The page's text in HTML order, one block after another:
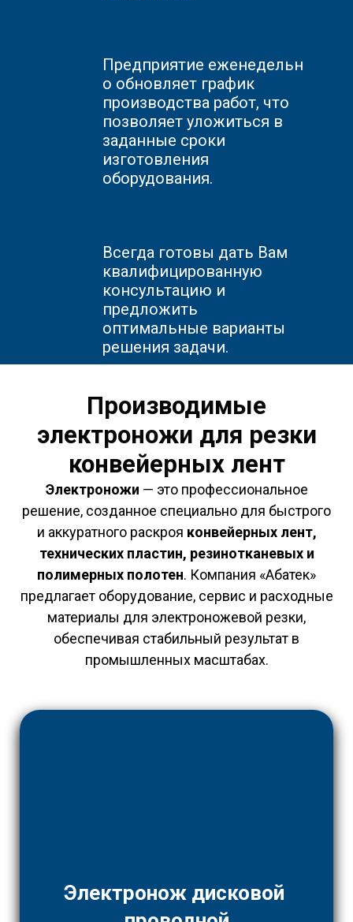
Предприятие еженедельн
о обновляет график
производства работ, что
позволяет уложиться в
заданные сроки
изготовления
оборудования.
Всегда готовы дать Вам
квалифицированную
консультацию и
предложить
оптимальные варианты
решения задачи.
Производимые
электроножи для резки
конвейерных лент
Электроножи — это профессиональное
решение, созданное специально для быстрого
и аккуратного раскроя конвейерных лент,
технических пластин, резинотканевых и
полимерных полотен. Компания «Абатек»
предлагает оборудование, сервис и расходные
материалы для электроножевой резки,
обеспечивая стабильный результат в
промышленных масштабах.
Электронож дисковой